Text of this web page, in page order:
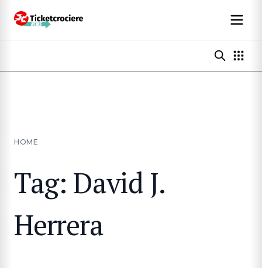
HOME
Tag: David J.
Herrera